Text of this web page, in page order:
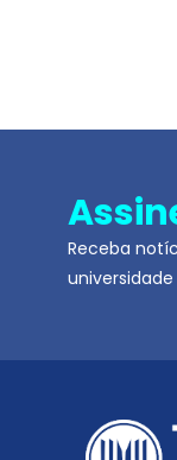
Receba
universidade